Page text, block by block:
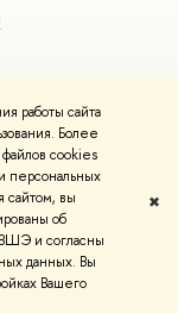
работы сайта
Более
cookies
персональных
сайтом, вы
об
и согласны
данных. Вы
Вашего
✖
использования
сайта
дизайна НИУ ВШЭ